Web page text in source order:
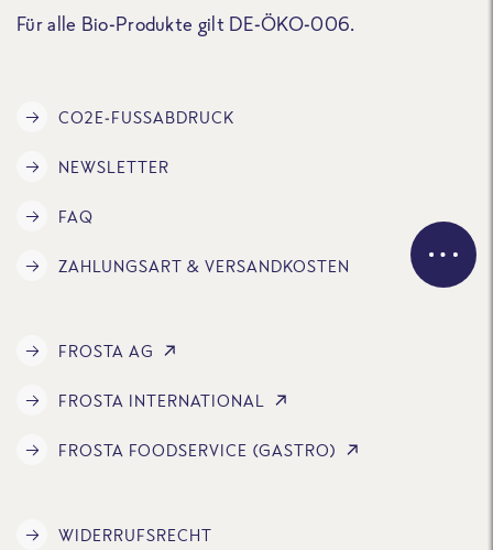
Für alle Bio-Produkte gilt DE-ÖKO-006.
CO2E-FUSSABDRUCK
NEWSLETTER
FAQ
ZAHLUNGSART & VERSANDKOSTEN
FROSTA AG
FROSTA INTERNATIONAL
FROSTA FOODSERVICE (GASTRO)
WIDERRUFSRECHT